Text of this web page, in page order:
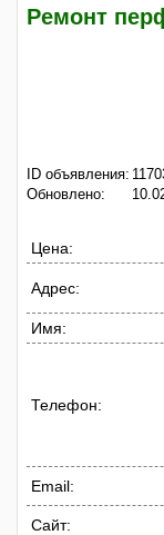
Ремонт
ID объявления:
Обновлено:
Цена:
Адрес:
Имя:
Телефон:
Email:
Сайт: